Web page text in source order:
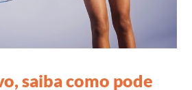
saiba como pode